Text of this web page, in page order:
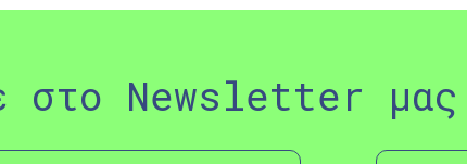
στο Newsletter